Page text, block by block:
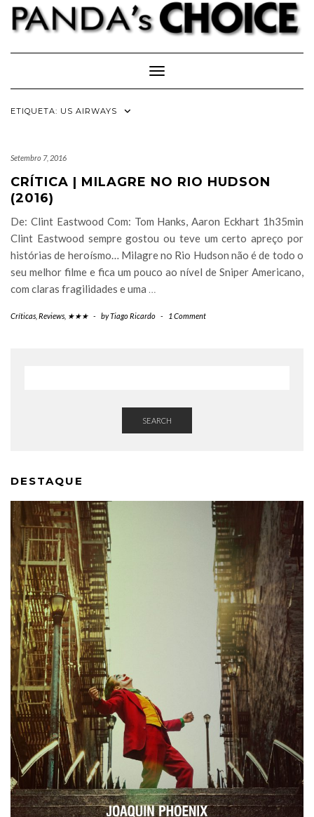
Skip
content
Toggle Navigation
ETIQUETA: US AIRWAYS
Setembro 7, 2016
CRÍTICA | MILAGRE NO RIO HUDSON
(2016)
De: Clint Eastwood Com: Tom Hanks, Aaron Eckhart 1h35min
Clint Eastwood sempre gostou ou teve um certo apreço por
histórias de heroísmo… Milagre no Rio Hudson não é de todo o
seu melhor filme e fica um pouco ao nível de Sniper Americano,
com claras fragilidades e uma …
Críticas Reviews ★★★ - byTiago Ricardo - 1 Comment
SEARCH
DESTAQUE